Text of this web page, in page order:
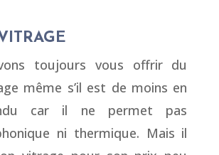
toujours vous offrir du
même s’il est de moins en
car il ne permet pas
ni thermique. Mais il